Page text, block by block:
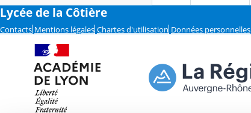
Lycée de la Côtière
Contacts Mentions légales Chartes d'utilisation Données personnelles